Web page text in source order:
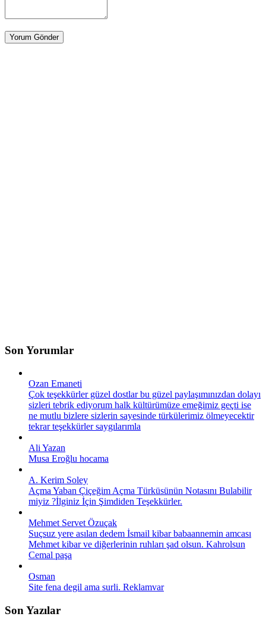
Son Yorumlar
Ozan Emaneti
Çok teşekkürler güzel dostlar bu güzel paylaşımınızdan dolayı
sizleri tebrik ediyorum halk kültürümüze emeğimiz geçti ise
ne mutlu bizlere sizlerin sayesinde türkülerimiz ölmeyecektir
tekrar teşekkürler saygılarımla
Ali Yazan
Musa Eroğlu hocama
A. Kerim Soley
Açma Yaban Çiçeğim Açma Türküsünün Notasını Bulabilir
miyiz ?İlginiz İçin Şimdiden Teşekkürler.
Mehmet Servet Özuçak
Suçsuz yere asılan dedem İsmail kibar babaannemin amcası
Mehmet kibar ve diğerlerinin ruhları şad olsun. Kahrolsun
Cemal paşa
Osman
Site fena degil ama surli. Reklamvar
Son Yazılar